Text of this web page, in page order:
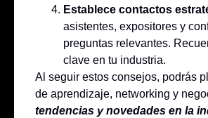
Establece contactos
asistentes, expositores y
preguntas relevantes.
clave en tu industria.
Al seguir estos consejos, podrás
de aprendizaje, networking y
tendencias y novedades en la